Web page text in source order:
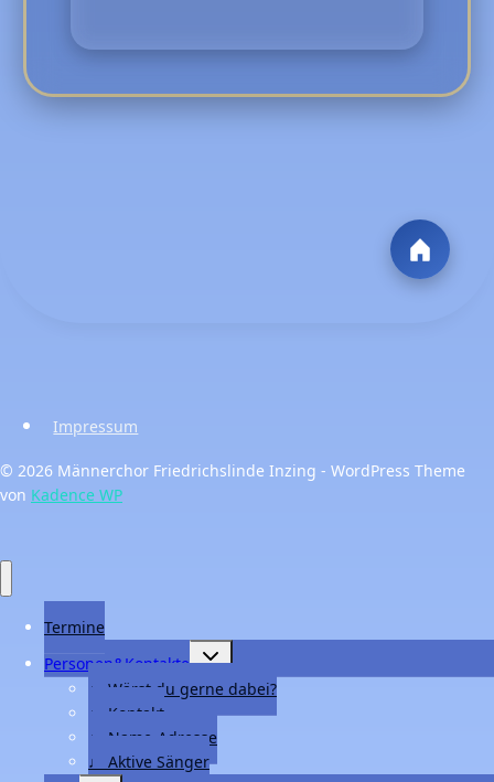
Impressum
© 2026 Männerchor Friedrichslinde Inzing - WordPress Theme
von Kadence WP
Termine
Personen&Kontakte
Untermenü
umschalten
♩ Wärst du gerne dabei?
♩ Kontakt
♩ Name-Adresse
♩ Aktive Sänger